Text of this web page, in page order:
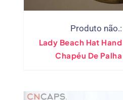
Produto
Lady Beach Hat
Chapéu De